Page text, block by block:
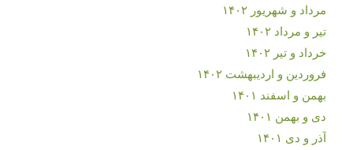
مرداد و شهریور ۱۴۰۲
تیر و مرداد ۱۴۰۲
خرداد و تیر ۱۴۰۲
فروردین و اردیبهشت ۱۴۰۲
بهمن و اسفند ۱۴۰۱
دی و بهمن ۱۴۰۱
آذر و دی ۱۴۰۱